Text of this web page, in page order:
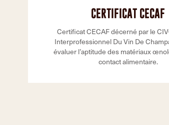
CERTIFICAT CECAF
Certificat CECAF décerné par le
Interprofessionnel Du Vin De
évaluer l’aptitude des matériaux
contact alimentaire.